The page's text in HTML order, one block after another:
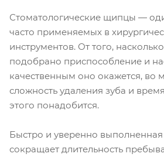
Стоматологические щипцы —
часто применяемых в
инструментов. От того,
подобрано приспособление и
качественным оно окажется, во
сложность удаления зуба и
этого понадобится.
Быстро и уверенно
сокращает длительность